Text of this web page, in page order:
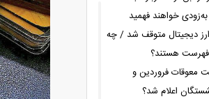
به‌زودی خواهند فهمید
معاملات ۶ ارز دیجیتال متوقف شد / چه
فهرست هستند؟
معوقات فروردین و
اعلام شد؟